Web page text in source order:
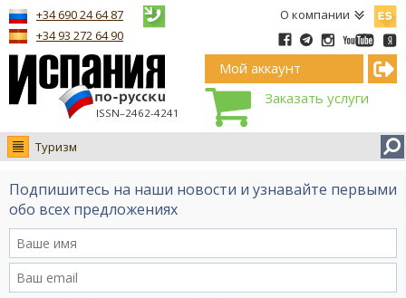
О компании
ISSN–2462-4241
+34 690 24 64 87
+34 93 272 64 90
Мой аккаунт
Заказать услуги
Туризм
Новости
Интервью
Видео Ruso.TV
BCN life
Подпишитесь на наши новости и узнавайте первыми
обо всех предложениях